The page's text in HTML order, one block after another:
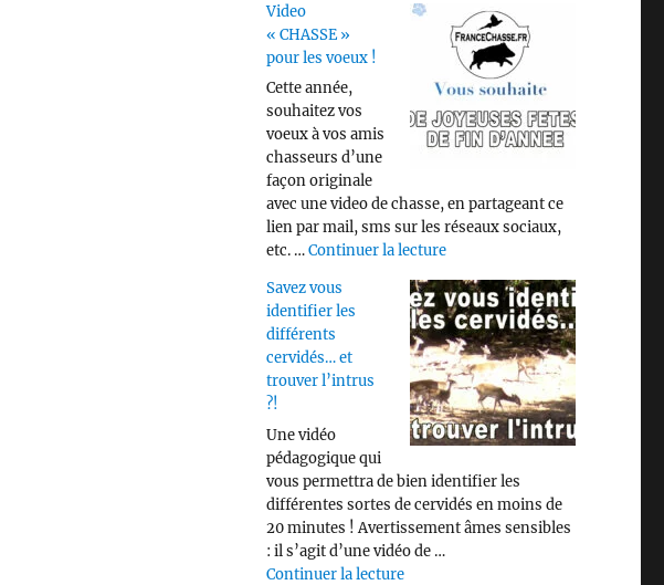
Video
« CHASSE »
pour les voeux !
Cette année,
souhaitez vos
voeux à vos amis
chasseurs d’une
façon originale
avec une video de chasse, en partageant ce
lien par mail, sms sur les réseaux sociaux,
etc. …Continuer la lecturede « Video « CHASSE » pour
Savez vous
identifier les
différents
cervidés… et
trouver l’intrus
?!
Une vidéo
pédagogique qui
vous permettra de bien identifier les
différentes sortes de cervidés en moins de
20 minutes ! Avertissement âmes sensibles
: il s’agit d’une vidéo de …
Continuer la lecturede « Savez vous identifier les